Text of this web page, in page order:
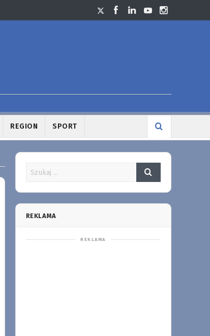
REGION SPORT
REKLAMA